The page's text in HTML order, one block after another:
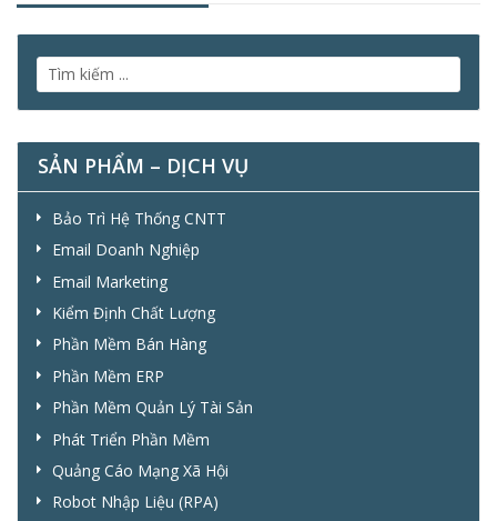
SẢN PHẨM – DỊCH VỤ
Bảo Trì Hệ Thống CNTT
Email Doanh Nghiệp
Email Marketing
Kiểm Định Chất Lượng
Phần Mềm Bán Hàng
Phần Mềm ERP
Phần Mềm Quản Lý Tài Sản
Phát Triển Phần Mềm
Quảng Cáo Mạng Xã Hội
Robot Nhập Liệu (RPA)